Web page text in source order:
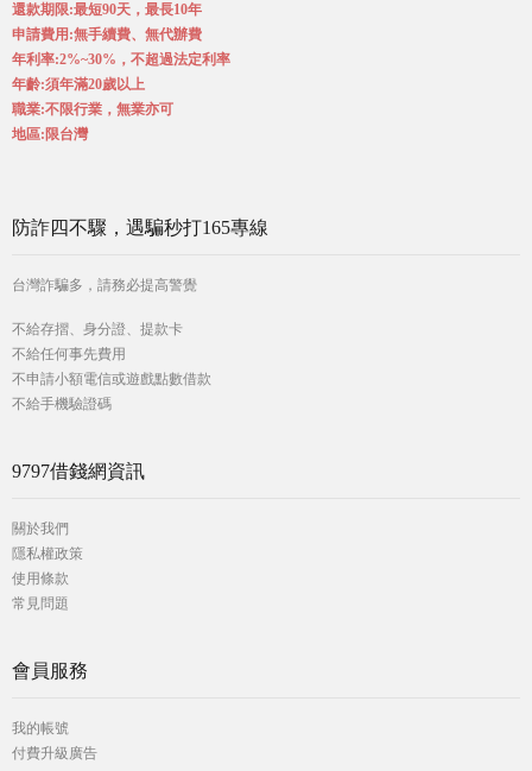
還款期限:最短90天，最長10年
申請費用:無手續費、無代辦費
年利率:2%~30%，不超過法定利率
年齡:須年滿20歲以上
職業:不限行業，無業亦可
地區:限台灣
防詐四不驟，遇騙秒打165專線
台灣詐騙多，請務必提高警覺
不給存摺、身分證、提款卡
不給任何事先費用
不申請小額電信或遊戲點數借款
不給手機驗證碼
9797借錢網資訊
關於我們
隱私權政策
使用條款
常見問題
會員服務
我的帳號
付費升級廣告